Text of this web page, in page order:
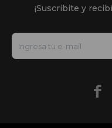
¡Suscribite y
